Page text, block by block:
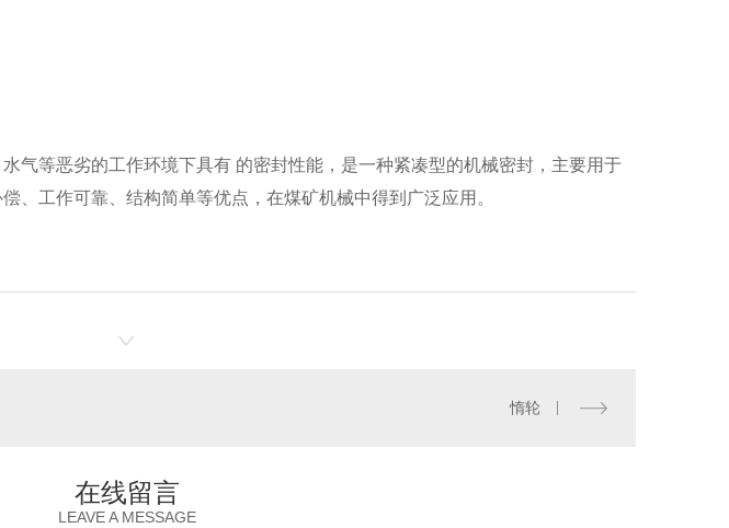
气等恶劣的工作环境下具有 的密封性能，是一种紧凑型的机械密封，主要用于
、工作可靠、结构简单等优点，在煤矿机械中得到广泛应用。
惰轮
在线留言
LEAVE A MESSAGE